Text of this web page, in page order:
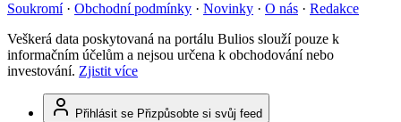
Soukromí · Obchodní podmínky · Novinky · O nás · Redakce
Veškerá data poskytovaná na portálu Bulios slouží pouze k
informačním účelům a nejsou určena k obchodování nebo
investování. Zjistit více
Přihlásit se Přizpůsobte si svůj feed